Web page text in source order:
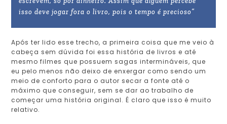
isso deve jogar fora o livro, pois o tempo é precioso”
Após ter lido esse trecho, a primeira coisa que me veio à
cabeça sem dúvida foi essa história de livros e até
mesmo filmes que possuem sagas intermináveis, que
eu pelo menos não deixo de enxergar como sendo um
meio de conforto para o autor secar a fonte até o
máximo que conseguir, sem se dar ao trabalho de
começar uma história original. É claro que isso é muito
relativo.